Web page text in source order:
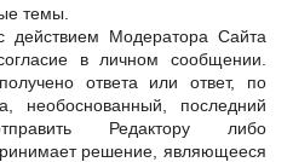
темы.
действием Модератора Сайта
в личном сообщении.
ответа или ответ, по
необоснованный, последний
Редактору либо
решение, являющееся